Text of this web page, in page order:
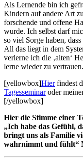
Als Lernende bin ich
Kindern auf andere Art
forschende und offene
wurde. Ich selbst darf
so viel Sorge haben,
All das liegt in dem
verlerne ich die ‚alten‘
lerne wieder zu vertrauen.
[yellowbox]Hierfindest
Tagesseminaroder
[/yellowbox]
Hier die Stimme einer
„Ich habe das Gefühl,
bringt uns als Familie
wahrnimmt und fühlt“